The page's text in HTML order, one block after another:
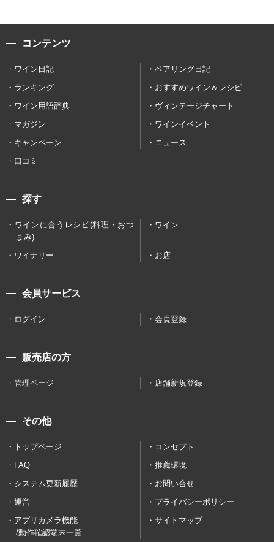
コンテンツ
ワイン日記
ペアリング日記
ランキング
おすすめワイン＆レシピ
ワイン用語辞典
ヴィンテージチャート
マガジン
ワインイベント
キャンペーン
ニュース
口コミ
探す
ワインに合うレシピ(料理・おつ
まみ)
ワイン
ワイナリー お店
会員サービス
ログイン 会員登録
販売店の方
管理ページ 店舗新規登録
その他
トップページ
コンセプト
FAQ
推薦環境
システム更新履歴
お問い合せ
運営
プライバシーポリシー
アプリカメラ機能
/動作確認端末一覧
サイトマップ